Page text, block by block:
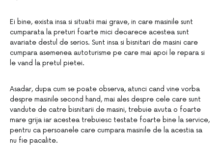
Ei bine, exista insa si situatii mai grave, in care masinile sunt
cumparata la preturi foarte mici deoarece acestea sunt
avariate destul de serios. Sunt insa si bisnitari de masini care
cumpara asemenea autoturisme pe care mai apoi le repara si
le vand la pretul pietei.
Asadar, dupa cum se poate observa, atunci cand vine vorba
despre masinile second hand, mai ales despre cele care sunt
vandute de catre bisnitarii de masini, trebuie avuta o foarte
mare grija iar acestea trebuiesc testate foarte bine la service,
pentru ca persoanele care cumpara masinile de la acestia sa
nu fie pacalite.